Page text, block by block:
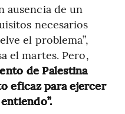
ausencia de un
necesarios
el problema”,
el martes. Pero,
de Palestina
eficaz para ejercer